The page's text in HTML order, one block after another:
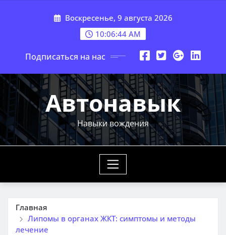
Воскресенье, 9 августа 2026
10:06:45 AM
Подписаться на нас
Автонавык
Навыки вождения
Главная
Липомы в органах ЖКТ: симптомы и методы
лечение